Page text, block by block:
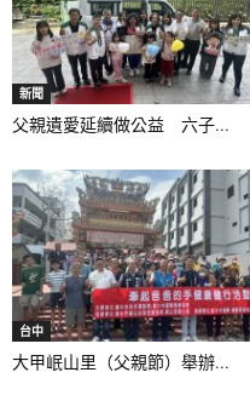
新聞
父親遺愛延續做公益 六子...
台中
大甲岷山里（父親節）舉辦...